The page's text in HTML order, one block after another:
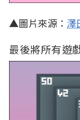
▲圖片來源： 澤
最後將所有遊